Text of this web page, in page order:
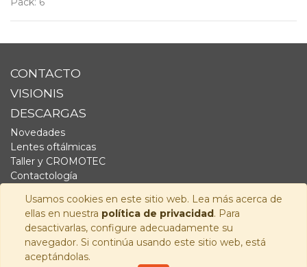
Usamos cookies en este sitio web. Lea más acerca de
ellas en nuestra política de privacidad. Para
desactivarlas, configure adecuadamente su
navegador. Si continúa usando este sitio web, está
aceptándolas.
CONTACTO
VISIONIS
DESCARGAS
Novedades
Lentes oftálmicas
Taller y CROMOTEC
Contactología
Fornitura
Audiología
SÍGUENOS